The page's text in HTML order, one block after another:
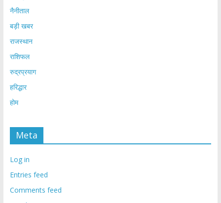
नैनीताल
बड़ी खबर
राजस्थान
राशिफल
रुद्रप्रयाग
हरिद्धार
होम
Meta
Log in
Entries feed
Comments feed